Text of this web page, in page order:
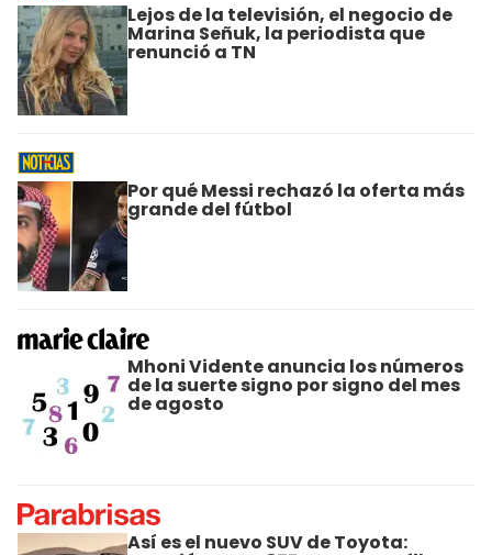
Lejos de la televisión, el negocio de
Marina Señuk, la periodista que
renunció a TN
Por qué Messi rechazó la oferta más
grande del fútbol
Mhoni Vidente anuncia los números
de la suerte signo por signo del mes
de agosto
Así es el nuevo SUV de Toyota: